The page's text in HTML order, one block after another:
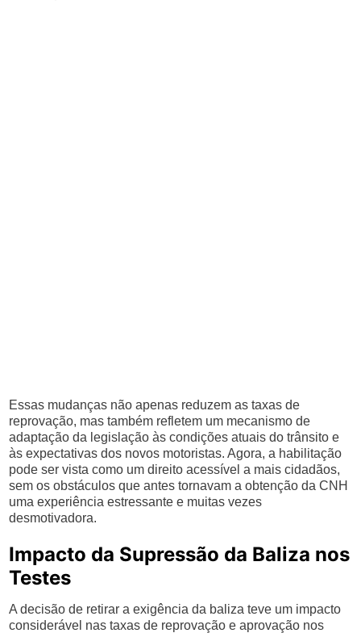
Essas mudanças não apenas reduzem as taxas de
reprovação, mas também refletem um mecanismo de
adaptação da legislação às condições atuais do trânsito e
às expectativas dos novos motoristas. Agora, a habilitação
pode ser vista como um direito acessível a mais cidadãos,
sem os obstáculos que antes tornavam a obtenção da CNH
uma experiência estressante e muitas vezes
desmotivadora.
Impacto da Supressão da Baliza nos
Testes
A decisão de retirar a exigência da baliza teve um impacto
considerável nas taxas de reprovação e aprovação nos